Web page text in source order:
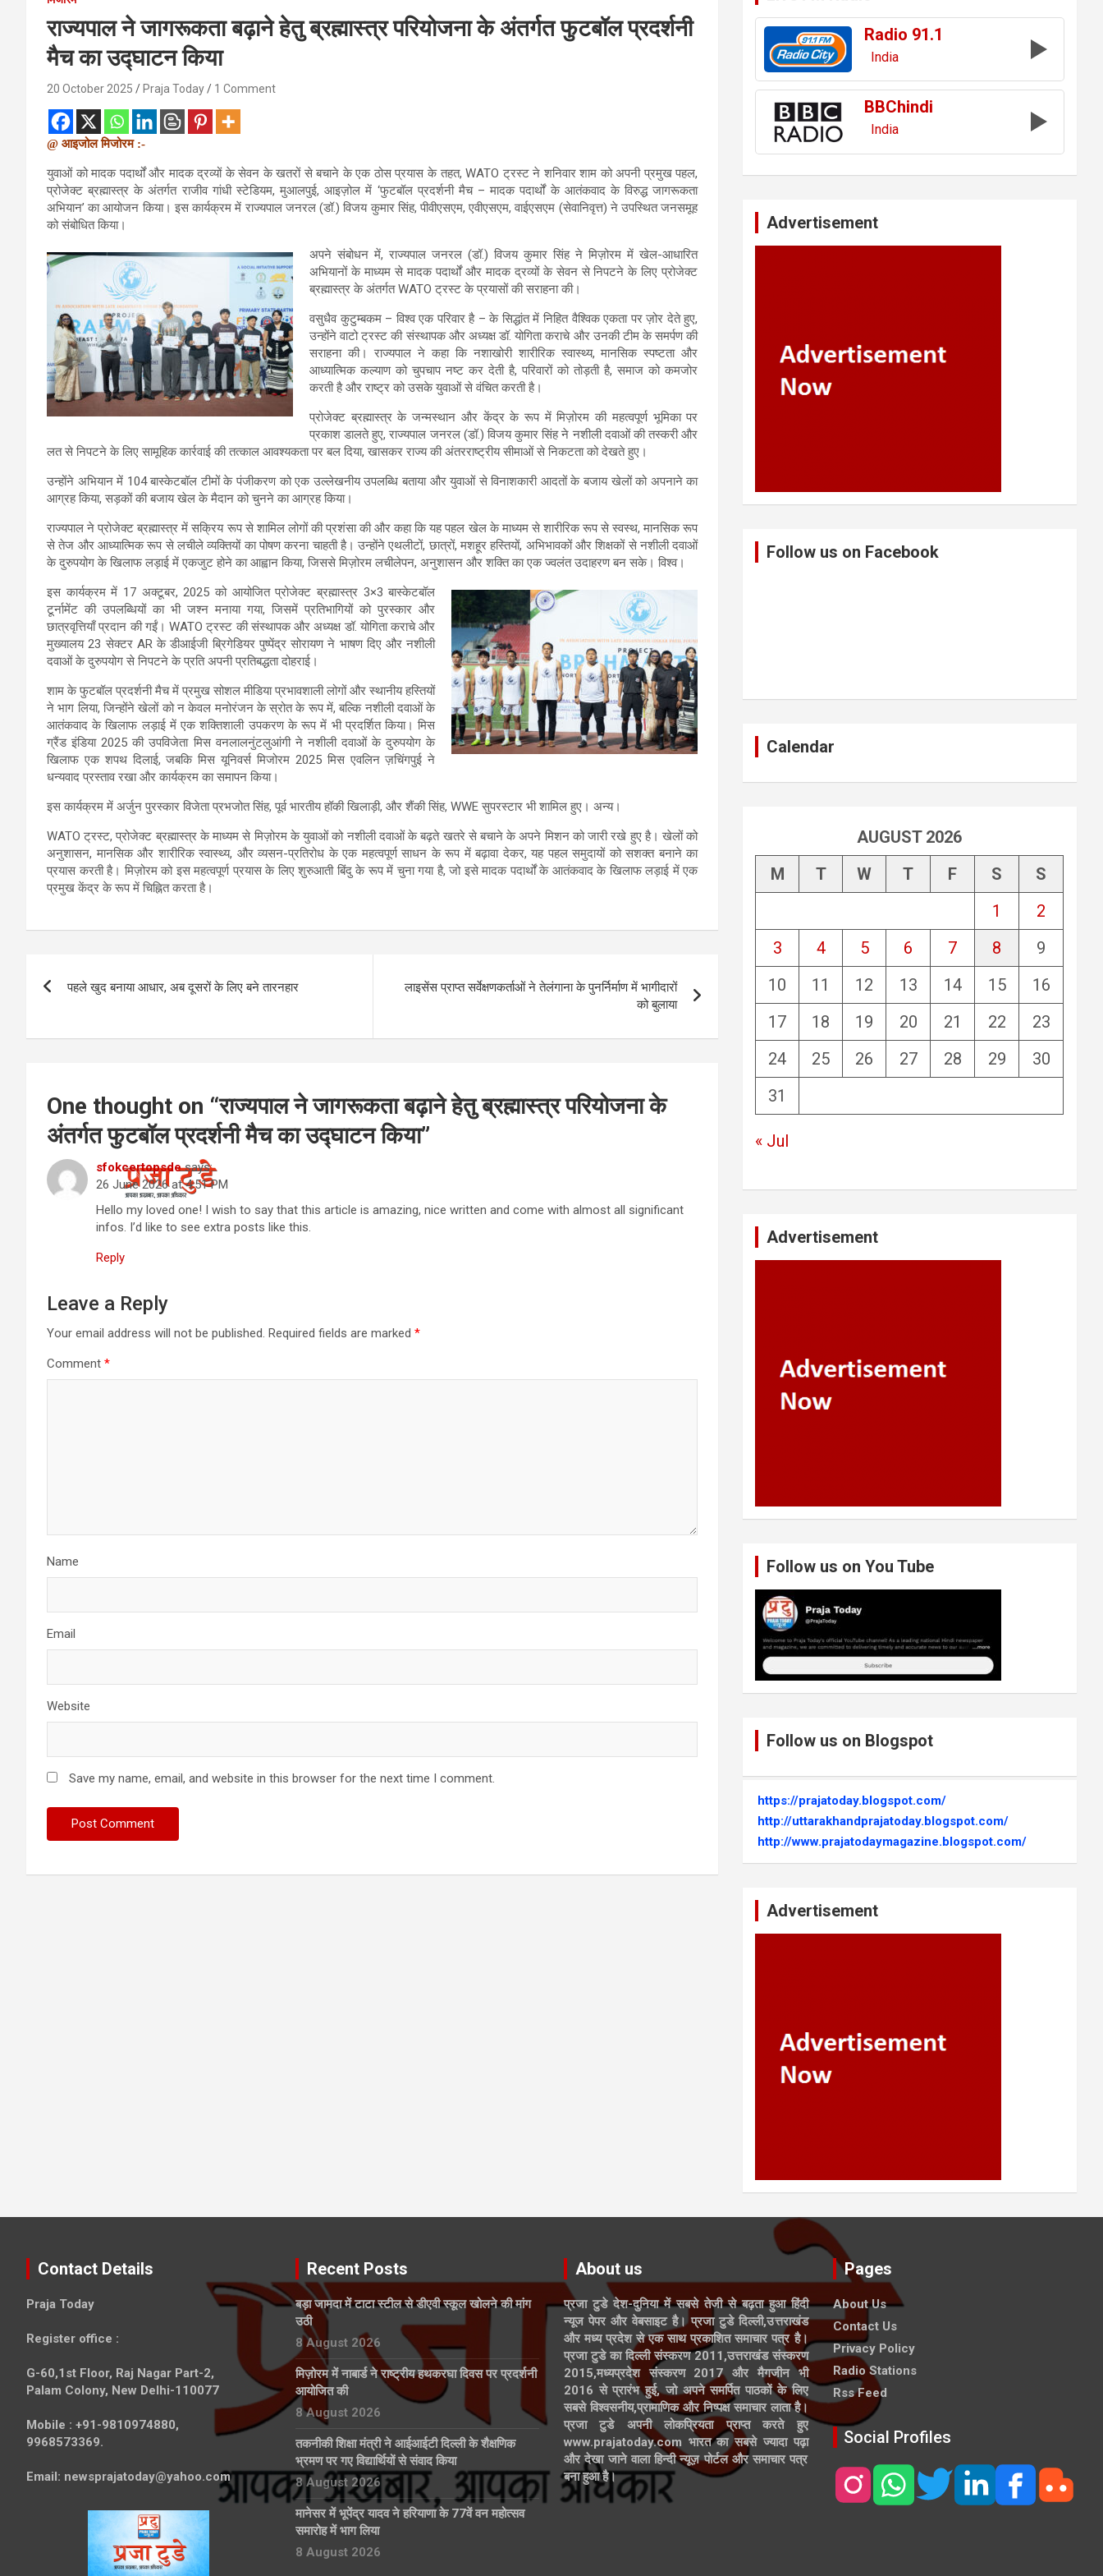
राज्यपाल ने जागरूकता बढ़ाने हेतु ब्रह्मास्त्र परियोजना के अंतर्गत फुटबॉल प्रदर्शनी
मैच का उद्घाटन किया
20 October 2025 Praja Today 1 Comment
@ आइजोल मिजोरम :-
युवाओं को मादक पदार्थों और मादक द्रव्यों के सेवन के खतरों से बचाने के एक ठोस प्रयास के तहत, WATO ट्रस्ट ने शनिवार शाम को अपनी प्रमुख पहल,
प्रोजेक्ट ब्रह्मास्त्र के अंतर्गत राजीव गांधी स्टेडियम, मुआलपुई, आइज़ोल में ‘फुटबॉल प्रदर्शनी मैच – मादक पदार्थों के आतंकवाद के विरुद्ध जागरूकता
अभियान’ का आयोजन किया। इस कार्यक्रम में राज्यपाल जनरल (डॉ.) विजय कुमार सिंह, पीवीएसएम, एवीएसएम, वाईएसएम (सेवानिवृत्त) ने उपस्थित जनसमूह
को संबोधित किया।
अपने संबोधन में, राज्यपाल जनरल (डॉ.) विजय कुमार सिंह ने मिज़ोरम में खेल-आधारित
अभियानों के माध्यम से मादक पदार्थों और मादक द्रव्यों के सेवन से निपटने के लिए प्रोजेक्ट
ब्रह्मास्त्र के अंतर्गत WATO ट्रस्ट के प्रयासों की सराहना की।
वसुधैव कुटुम्बकम – विश्व एक परिवार है – के सिद्धांत में निहित वैश्विक एकता पर ज़ोर देते हुए,
उन्होंने वाटो ट्रस्ट की संस्थापक और अध्यक्ष डॉ. योगिता कराचे और उनकी टीम के समर्पण की
सराहना की। राज्यपाल ने कहा कि नशाखोरी शारीरिक स्वास्थ्य, मानसिक स्पष्टता और
आध्यात्मिक कल्याण को चुपचाप नष्ट कर देती है, परिवारों को तोड़ती है, समाज को कमजोर
करती है और राष्ट्र को उसके युवाओं से वंचित करती है।
प्रोजेक्ट ब्रह्मास्त्र के जन्मस्थान और केंद्र के रूप में मिज़ोरम की महत्वपूर्ण भूमिका पर
प्रकाश डालते हुए, राज्यपाल जनरल (डॉ.) विजय कुमार सिंह ने नशीली दवाओं की तस्करी और
लत से निपटने के लिए सामूहिक कार्रवाई की तत्काल आवश्यकता पर बल दिया, खासकर राज्य की अंतरराष्ट्रीय सीमाओं से निकटता को देखते हुए।
उन्होंने अभियान में 104 बास्केटबॉल टीमों के पंजीकरण को एक उल्लेखनीय उपलब्धि बताया और युवाओं से विनाशकारी आदतों के बजाय खेलों को अपनाने का
आग्रह किया, सड़कों की बजाय खेल के मैदान को चुनने का आग्रह किया।
राज्यपाल ने प्रोजेक्ट ब्रह्मास्त्र में सक्रिय रूप से शामिल लोगों की प्रशंसा की और कहा कि यह पहल खेल के माध्यम से शारीरिक रूप से स्वस्थ, मानसिक रूप
से तेज और आध्यात्मिक रूप से लचीले व्यक्तियों का पोषण करना चाहती है। उन्होंने एथलीटों, छात्रों, मशहूर हस्तियों, अभिभावकों और शिक्षकों से नशीली दवाओं
के दुरुपयोग के खिलाफ लड़ाई में एकजुट होने का आह्वान किया, जिससे मिज़ोरम लचीलेपन, अनुशासन और शक्ति का एक ज्वलंत उदाहरण बन सके। विश्व।
इस कार्यक्रम में 17 अक्टूबर, 2025 को आयोजित प्रोजेक्ट ब्रह्मास्त्र 3×3 बास्केटबॉल
टूर्नामेंट की उपलब्धियों का भी जश्न मनाया गया, जिसमें प्रतिभागियों को पुरस्कार और
छात्रवृत्तियाँ प्रदान की गईं। WATO ट्रस्ट की संस्थापक और अध्यक्ष डॉ. योगिता कराचे और
मुख्यालय 23 सेक्टर AR के डीआईजी ब्रिगेडियर पुष्पेंद्र सोरायण ने भाषण दिए और नशीली
दवाओं के दुरुपयोग से निपटने के प्रति अपनी प्रतिबद्धता दोहराई।
शाम के फुटबॉल प्रदर्शनी मैच में प्रमुख सोशल मीडिया प्रभावशाली लोगों और स्थानीय हस्तियों
ने भाग लिया, जिन्होंने खेलों को न केवल मनोरंजन के स्रोत के रूप में, बल्कि नशीली दवाओं के
आतंकवाद के खिलाफ लड़ाई में एक शक्तिशाली उपकरण के रूप में भी प्रदर्शित किया। मिस
ग्रैंड इंडिया 2025 की उपविजेता मिस वनलालनुंटलुआंगी ने नशीली दवाओं के दुरुपयोग के
खिलाफ एक शपथ दिलाई, जबकि मिस यूनिवर्स मिजोरम 2025 मिस एवलिन ज़चिंगपुई ने
धन्यवाद प्रस्ताव रखा और कार्यक्रम का समापन किया।
इस कार्यक्रम में अर्जुन पुरस्कार विजेता प्रभजोत सिंह, पूर्व भारतीय हॉकी खिलाड़ी, और शैंकी सिंह, WWE सुपरस्टार भी शामिल हुए। अन्य।
WATO ट्रस्ट, प्रोजेक्ट ब्रह्मास्त्र के माध्यम से मिज़ोरम के युवाओं को नशीली दवाओं के बढ़ते खतरे से बचाने के अपने मिशन को जारी रखे हुए है। खेलों को
अनुशासन, मानसिक और शारीरिक स्वास्थ्य, और व्यसन-प्रतिरोध के एक महत्वपूर्ण साधन के रूप में बढ़ावा देकर, यह पहल समुदायों को सशक्त बनाने का
प्रयास करती है। मिज़ोरम को इस महत्वपूर्ण प्रयास के लिए शुरुआती बिंदु के रूप में चुना गया है, जो इसे मादक पदार्थों के आतंकवाद के खिलाफ लड़ाई में एक
प्रमुख केंद्र के रूप में चिह्नित करता है।
navigation
पहले खुद बनाया आधार, अब दूसरों के लिए बने तारनहार
लाइसेंस प्राप्त सर्वेक्षणकर्ताओं ने तेलंगाना के पुनर्निर्माण में भागीदारों
को बुलाया
One thought on “राज्यपाल ने जागरूकता बढ़ाने हेतु ब्रह्मास्त्र परियोजना के
अंतर्गत फुटबॉल प्रदर्शनी मैच का उद्घाटन किया”
sfokcertopsde says:
26 June 2026 at 4:51 PM
Hello my loved one! I wish to say that this article is amazing, nice written and come with almost all significant
infos. I’d like to see extra posts like this.
Reply
Leave a Reply
Your email address will not be published. Required fields are marked *
Comment *
Name
Email
Website
Save my name, email, and website in this browser for the next time I comment.
Radio 91.1
India
BBChindi
India
Advertisement
Follow us on Facebook
Calendar
AUGUST 2026
M
T W T F S
S
1
2
3
4 5 6 7 8
9
10
11 12 13 14 15
16
17
18 19 20 21 22
23
24
25 26 27 28 29
30
31
« Jul
Advertisement
Follow us on You Tube
Follow us on Blogspot
https://prajatoday.blogspot.com/
http://uttarakhandprajatoday.blogspot.com/
http://www.prajatodaymagazine.blogspot.com/
Advertisement
Contact Details
Praja Today
Register office :
G-60,1st Floor, Raj Nagar Part-2,
Palam Colony, New Delhi-110077
Mobile : +91-9810974880,
9968573369.
Email: newsprajatoday@yahoo.com
Recent Posts
बड़ा जामदा में टाटा स्टील से डीएवी स्कूल खोलने की मांग
उठी
8 August 2026
मिज़ोरम में नाबार्ड ने राष्ट्रीय हथकरघा दिवस पर प्रदर्शनी
आयोजित की
8 August 2026
तकनीकी शिक्षा मंत्री ने आईआईटी दिल्ली के शैक्षणिक
भ्रमण पर गए विद्यार्थियों से संवाद किया
8 August 2026
मानेसर में भूपेंद्र यादव ने हरियाणा के 77वें वन महोत्सव
समारोह में भाग लिया
8 August 2026
About us
प्रजा टुडे देश-दुनिया में सबसे तेजी से बढ़ता हुआ हिंदी
न्यूज पेपर और वेबसाइट है। प्रजा टुडे दिल्ली,उत्तराखंड
और मध्य प्रदेश से एक साथ प्रकाशित समाचार पत्र है।
प्रजा टुडे का दिल्ली संस्करण 2011,उत्तराखंड संस्करण
2015,मध्यप्रदेश संस्करण 2017 और मैगजीन भी
2016 से प्रारंभ हुई, जो अपने समर्पित पाठकों के लिए
सबसे विश्वसनीय,प्रामाणिक और निष्पक्ष समाचार लाता है।
प्रजा टुडे अपनी लोकप्रियता प्राप्त करते हुए
www.prajatoday.com भारत का सबसे ज्यादा पढ़ा
और देखा जाने वाला हिन्दी न्यूज़ पोर्टल और समाचार पत्र
बना हुआ है।
Pages
About Us
Contact Us
Privacy Policy
Radio Stations
Rss Feed
Social Profiles